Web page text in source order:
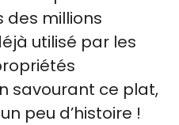
des millions
utilisé par les
savourant ce plat,
peu d’histoire !